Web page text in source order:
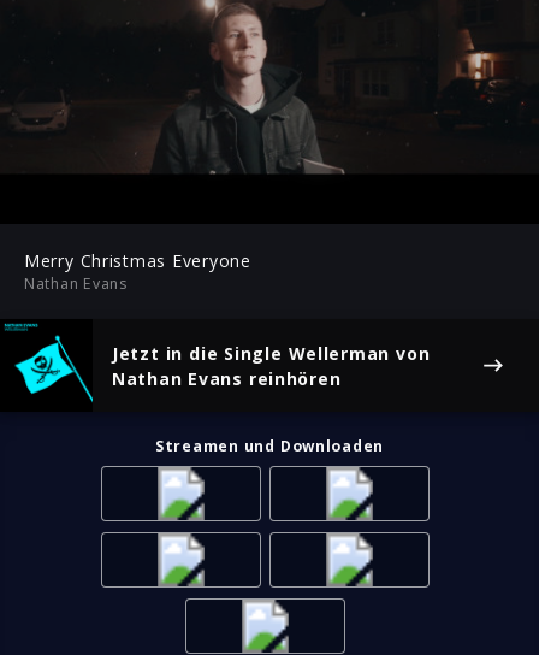
Play Mute
Play
Merry Christmas Everyone
Nathan Evans
Jetzt in die Single Wellerman von
Nathan Evans reinhören
Streamen und Downloaden